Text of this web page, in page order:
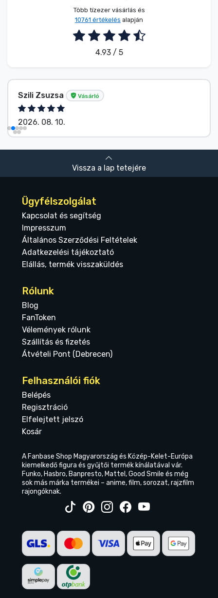
Több tízezer vásárlás és
10761 értékelés alapján
4.93 / 5
Szili Zsuzsa Vásárló
2026. 08. 10.
Vissza a lap tetejére
Ügyfélszolgálat
Kapcsolat és segítség
Impresszum
Általános Szerződési Feltételek
Adatkezelési tájékoztató
Elállás, termék visszaküldés
Rólunk
Blog
FanToken
Vélemények rólunk
Szállítás és fizetés
Átvételi Pont (Debrecen)
Felhasználói fiók
Belépés
Regisztráció
Elfelejtett jelszó
Kosár
A Fanbase Shop Magyarország és Közép-Kelet-Európa
kiemelkedő figura és gyűjtői termék kínálatával vár.
Funko, Hasbro, Banpresto, Mattel, Good Smile és még
sok más márka termékei – anime, film, sorozat, rajzfilm
rajongóknak.